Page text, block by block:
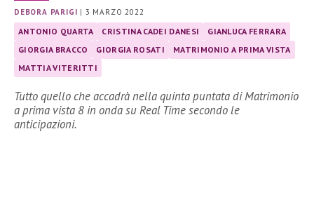
DEBORA PARIGI | 3 MARZO 2022
ANTONIO QUARTA CRISTINA CADEI DANESI
GIANLUCA FERRARA
GIORGIA BRACCO
GIORGIA ROSATI
MATRIMONIO A PRIMA VISTA
MATTIA VITERITTI
Tutto quello che accadrà nella quinta puntata di Matrimonio
a prima vista 8 in onda su Real Time secondo le
anticipazioni.